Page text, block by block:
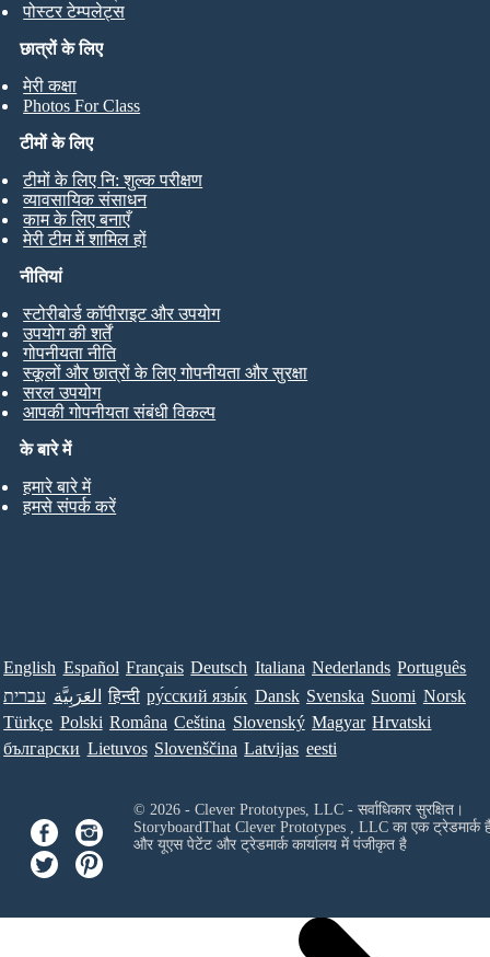
छात्रों के लिए
मेरी कक्षा
Photos For Class
पोस्टर टेम्पलेट्स
टीमों के लिए
टीमों के लिए नि: शुल्क परीक्षण
व्यावसायिक संसाधन
काम के लिए बनाएँ
मेरी टीम में शामिल हों
के बारे में
हमारे बारे में
हमसे संपर्क करें
नीतियां
स्टोरीबोर्ड कॉपीराइट और उपयोग
उपयोग की शर्तें
गोपनीयता नीति
स्कूलों और छात्रों के लिए गोपनीयता और सुरक्षा
सरल उपयोग
आपकी गोपनीयता संबंधी विकल्प
English Español Français Deutsch Italiana Nederlands Português
עברית العَرَبِيَّة हिन्दी ру́сский язы́к Dansk Svenska Suomi Norsk
Türkçe Polski Româna Ceština Slovenský Magyar Hrvatski
български Lietuvos Slovenščina Latvijas eesti
© 2026 - Clever Prototypes, LLC - सर्वाधिकार सुरक्षित।
StoryboardThat Clever Prototypes , LLCका एक ट्रेडमार्क
और यूएस पेटेंट और ट्रेडमार्क कार्यालय में पंजीकृत है